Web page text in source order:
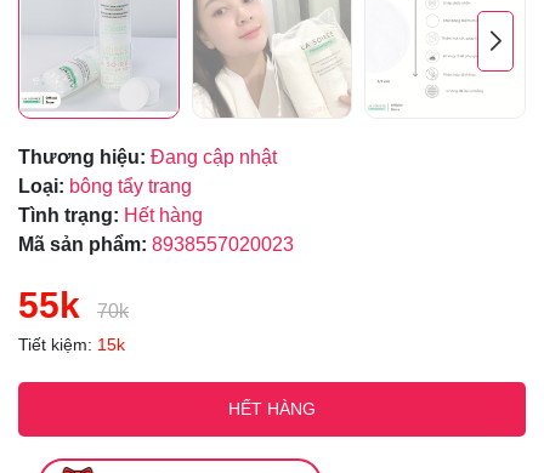
Thương hiệu: Đang cập nhật
Loại: bông tẩy trang
Tình trạng: Hết hàng
Mã sản phẩm: 8938557020023
55k 70k
Tiết kiệm: 15k
HẾT HÀNG